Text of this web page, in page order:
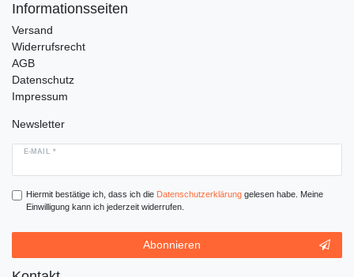
Informationsseiten
Versand
Widerrufsrecht
AGB
Datenschutz
Impressum
Newsletter
E-MAIL *
Hiermit bestätige ich, dass ich die Daten­schutz­erklärunggelesen habe. Meine
Einwilligung kann ich jederzeit widerrufen.
Abonnieren